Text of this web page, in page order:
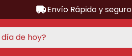
Envío Rápido y
de hoy?